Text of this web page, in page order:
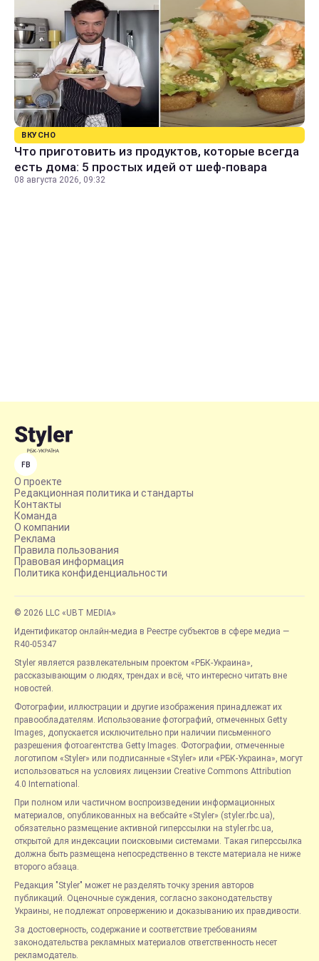
ВКУСНО
Что приготовить из продуктов, которые всегда
есть дома: 5 простых идей от шеф-повара
08 августа 2026, 09:32
FB
О проекте
Редакционная политика и стандарты
Контакты
Команда
О компании
Реклама
Правила пользования
Правовая информация
Политика конфиденциальности
© 2026 LLC «UBT MEDIA»
Идентификатор онлайн-медиа в Реестре субъектов в сфере медиа —
R40-05347
Styler является развлекательным проектом «РБК-Украина»,
рассказывающим о людях, трендах и всё, что интересно читать вне
новостей.
Фотографии, иллюстрации и другие изображения принадлежат их
правообладателям. Использование фотографий, отмеченных Getty
Images, допускается исключительно при наличии письменного
разрешения фотоагентства Getty Images. Фотографии, отмеченные
логотипом «Styler» или подписанные «Styler» или «РБК-Украина», могут
использоваться на условиях лицензии Creative Commons Attribution
4.0 International.
При полном или частичном воспроизведении информационных
материалов, опубликованных на вебсайте «Styler» (styler.rbc.ua),
обязательно размещение активной гиперссылки на styler.rbc.ua,
открытой для индексации поисковыми системами. Такая гиперссылка
должна быть размещена непосредственно в тексте материала не ниже
второго абзаца.
Редакция "Styler" может не разделять точку зрения авторов
публикаций. Оценочные суждения, согласно законодательству
Украины, не подлежат опровержению и доказыванию их правдивости.
За достоверность, содержание и соответствие требованиям
законодательства рекламных материалов ответственность несет
рекламодатель.